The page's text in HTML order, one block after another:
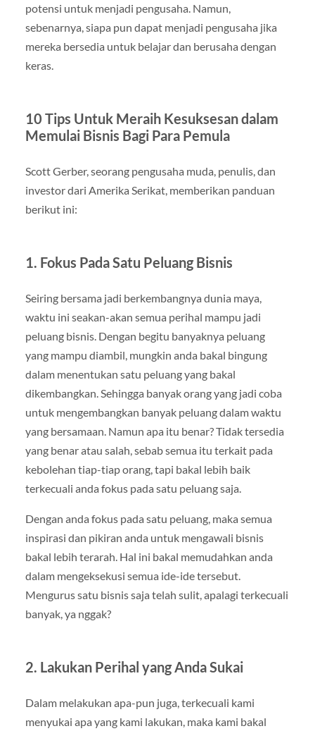
potensi untuk menjadi pengusaha. Namun,
sebenarnya, siapa pun dapat menjadi pengusaha jika
mereka bersedia untuk belajar dan berusaha dengan
keras.
10 Tips Untuk Meraih Kesuksesan dalam
Memulai Bisnis Bagi Para Pemula
Scott Gerber, seorang pengusaha muda, penulis, dan
investor dari Amerika Serikat, memberikan panduan
berikut ini:
1. Fokus Pada Satu Peluang Bisnis
Seiring bersama jadi berkembangnya dunia maya,
waktu ini seakan-akan semua perihal mampu jadi
peluang bisnis. Dengan begitu banyaknya peluang
yang mampu diambil, mungkin anda bakal bingung
dalam menentukan satu peluang yang bakal
dikembangkan. Sehingga banyak orang yang jadi coba
untuk mengembangkan banyak peluang dalam waktu
yang bersamaan. Namun apa itu benar? Tidak tersedia
yang benar atau salah, sebab semua itu terkait pada
kebolehan tiap-tiap orang, tapi bakal lebih baik
terkecuali anda fokus pada satu peluang saja.
Dengan anda fokus pada satu peluang, maka semua
inspirasi dan pikiran anda untuk mengawali bisnis
bakal lebih terarah. Hal ini bakal memudahkan anda
dalam mengeksekusi semua ide-ide tersebut.
Mengurus satu bisnis saja telah sulit, apalagi terkecuali
banyak, ya nggak?
2. Lakukan Perihal yang Anda Sukai
Dalam melakukan apa-pun juga, terkecuali kami
menyukai apa yang kami lakukan, maka kami bakal